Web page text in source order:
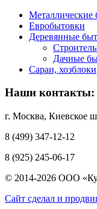
Металлические
Евробытовки
Деревянные
Дачные
Сараи, хозблоки
Наши контакты:
г. Москва, Киевское
8 (499) 347-12-12
8 (925) 245-06-17
© 2014-2026 ООО
Сайт сделал и